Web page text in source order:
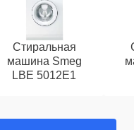
Стиральная
машина Smeg
LBE 5012E1